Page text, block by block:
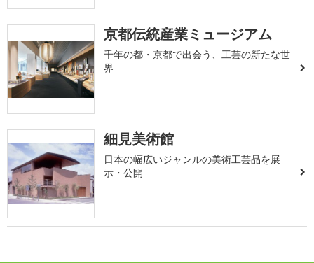
京都伝統産業ミュージアム
千年の都・京都で出会う、工芸の新たな世
界
細見美術館
日本の幅広いジャンルの美術工芸品を展
示・公開